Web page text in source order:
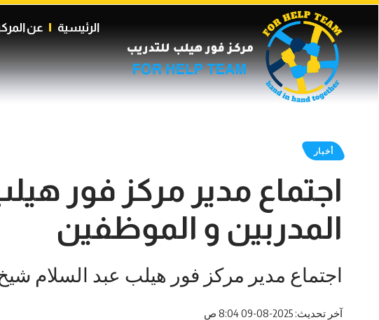
الرئيسية عن
أخبار
اجتماع مدير مركز فور
المدربين و الموظفين
اجتماع مدير مركز فور هيلب عبد السلام
آخر تحديث: 2025-08-09 8:04 ص